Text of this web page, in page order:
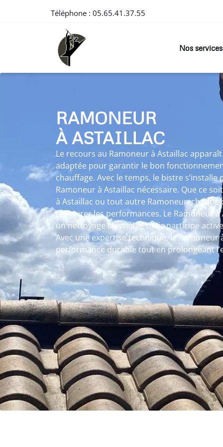
Téléphone : 05.65.41.37.55
Nos services
RAMONEUR
À ASTAILLAC
Le recours au Ramoneur à Astaillac
adaptée pour garantir le bon
chauffage. Avec le temps, le bistre
Ramoneur à Astaillac nécessaire. Que ce
à Astaillac ou tout autre Ramoneur,
restaurer les performances. Le Ramoneur à
un nettoyage classique, mais participe
Avec une expertise technique, le Ramoneur
performance durable tout en prolongeant